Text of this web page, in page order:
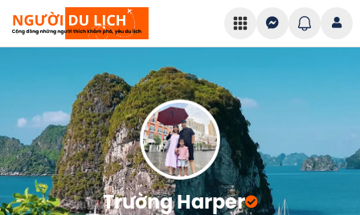
Trường Harper